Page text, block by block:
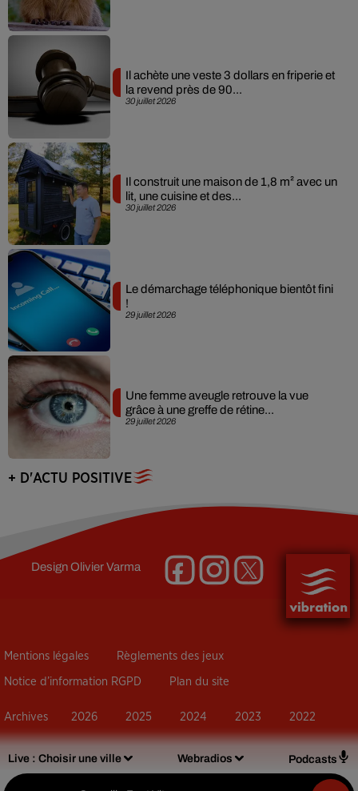
Live : Choisir une ville Webradios Podcasts
30 juillet 2026
Il achète une veste 3 dollars en friperie et
la revend près de 90...
30 juillet 2026
Il construit une maison de 1,8 m² avec un
lit, une cuisine et des...
29 juillet 2026
Le démarchage téléphonique bientôt fini
!
29 juillet 2026
Une femme aveugle retrouve la vue
grâce à une greffe de rétine...
+ D'ACTU POSITIVE
DesignOlivier Varma
Mentions légales Règlements des jeux
Notice d’information RGPD Plan du site
Archives 2026 2025 2024 2023 2022